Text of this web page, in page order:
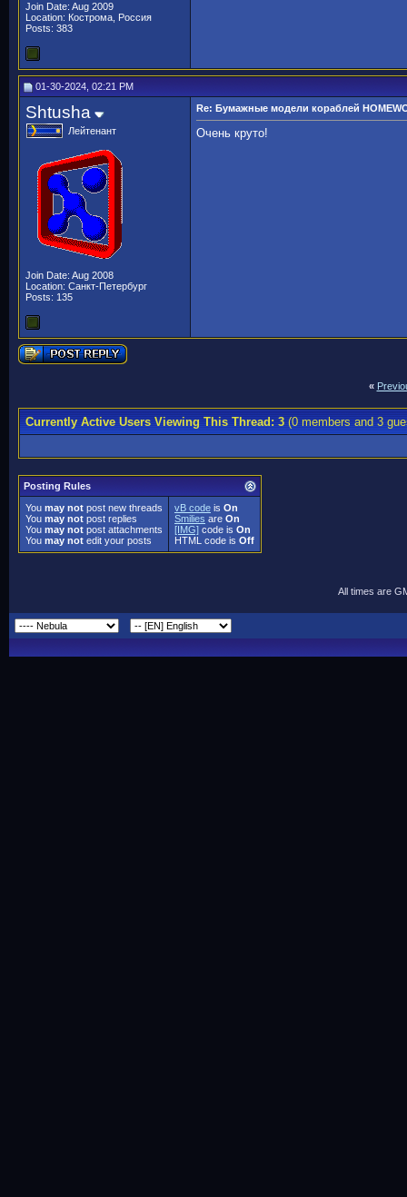
Join Date: Aug 2009
Location: Кострома, Россия
Posts: 383
01-30-2024, 02:21 PM
Shtusha
Лейтенант
Join Date: Aug 2008
Location: Санкт-Петербург
Posts: 135
Re: Бумажные модели кораблей
Очень круто!
«
Currently Active Users Viewing This Thread: 3(0 members and 3
Posting Rules
You may not post new threads
You may not post replies
You may not post attachments
You may not edit your posts
vB code is On
Smilies are On
[IMG] code is On
HTML code is Off
All times are